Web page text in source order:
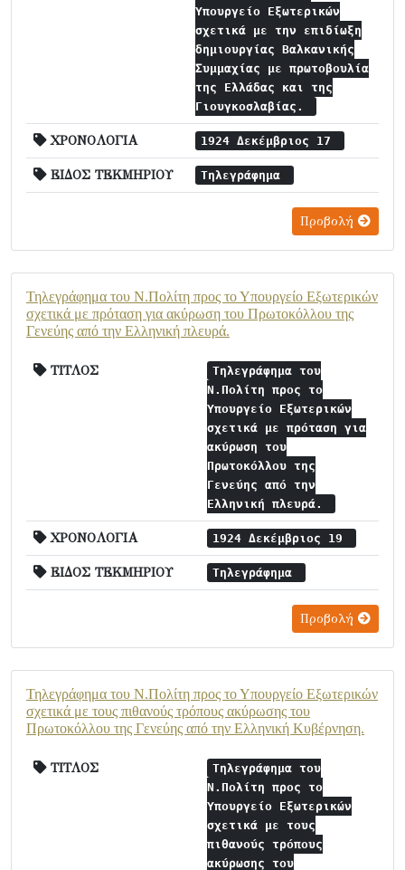
Υπουργείο Εξωτερικών
σχετικά με την επιδίωξη
δημιουργίας Βαλκανικής
Συμμαχίας με πρωτοβουλία
της Ελλάδας και της
Γιουγκοσλαβίας.
ΧΡΟΝΟΛΟΓΙΑ 1924 Δεκέμβριος 17
ΕΙΔΟΣ ΤΕΚΜΗΡΙΟΥ Τηλεγράφημα
Προβολή
Τηλεγράφημα του Ν.Πολίτη προς το Υπουργείο Εξωτερικών
σχετικά με πρόταση για ακύρωση του Πρωτοκόλλου της
Γενεύης από την Ελληνική πλευρά.
ΤΙΤΛΟΣ
Τηλεγράφημα του
Ν.Πολίτη προς το
Υπουργείο Εξωτερικών
σχετικά με πρόταση για
ακύρωση του
Πρωτοκόλλου της
Γενεύης από την
Ελληνική πλευρά.
ΧΡΟΝΟΛΟΓΙΑ 1924 Δεκέμβριος 19
ΕΙΔΟΣ ΤΕΚΜΗΡΙΟΥ Τηλεγράφημα
Προβολή
Τηλεγράφημα του Ν.Πολίτη προς το Υπουργείο Εξωτερικών
σχετικά με τους πιθανούς τρόπους ακύρωσης του
Πρωτοκόλλου της Γενεύης από την Ελληνική Κυβέρνηση.
ΤΙΤΛΟΣ
Τηλεγράφημα του
Ν.Πολίτη προς το
Υπουργείο Εξωτερικών
σχετικά με τους
πιθανούς τρόπους
ακύρωσης του